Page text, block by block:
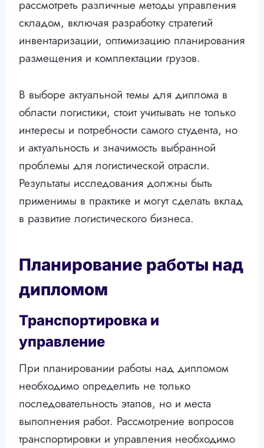
рассмотреть различные методы управления
складом, включая разработку стратегий
инвентаризации, оптимизацию планирования
размещения и комплектации грузов.
В выборе актуальной темы для диплома в
области логистики, стоит учитывать не только
интересы и потребности самого студента, но
и актуальность и значимость выбранной
проблемы для логистической отрасли.
Результаты исследования должны быть
применимы в практике и могут сделать вклад
в развитие логистического бизнеса.
Планирование работы над
дипломом
Транспортировка и
управление
При планировании работы над дипломом
необходимо определить не только
последовательность этапов, но и места
выполнения работ. Рассмотрение вопросов
транспортировки и управления необходимо